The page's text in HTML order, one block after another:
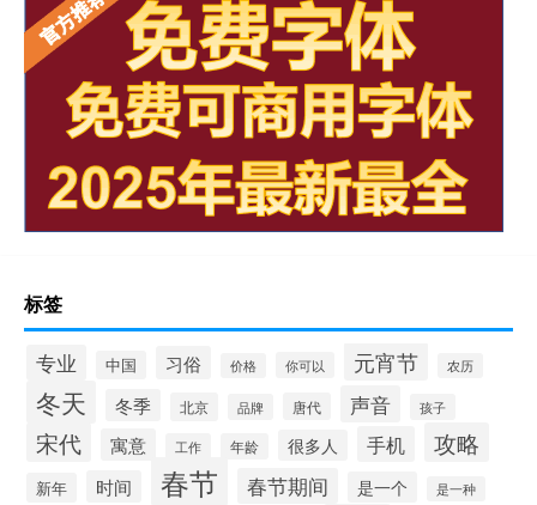
标签
专业 中国 习俗 价格 你可以 元宵节 农历
冬天 冬季 北京 品牌 唐代 声音 孩子
宋代 寓意 工作 年龄 很多人 手机 攻略
新年 时间 春节 春节期间 是一个 是一种